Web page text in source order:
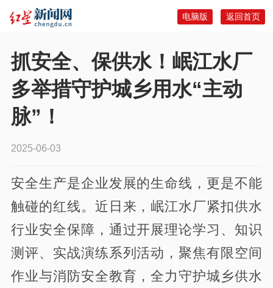
返回首页
电脑版
抓安全、保供水！岷江水厂
多举措守护城乡用水“主动
脉”！
2025-06-03
安全生产是企业发展的生命线，更是不能
触碰的红线。近日来，岷江水厂紧扣供水
行业安全保障，通过开展理论学习、知识
测评、实战演练系列活动，聚焦有限空间
作业与消防安全教育，全力守护城乡供水